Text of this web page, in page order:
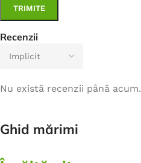
Recenzii
Nu există recenzii până acum.
Ghid mărimi